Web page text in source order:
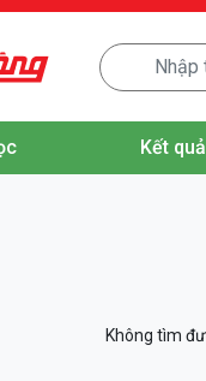
Kết quả
Không tìm